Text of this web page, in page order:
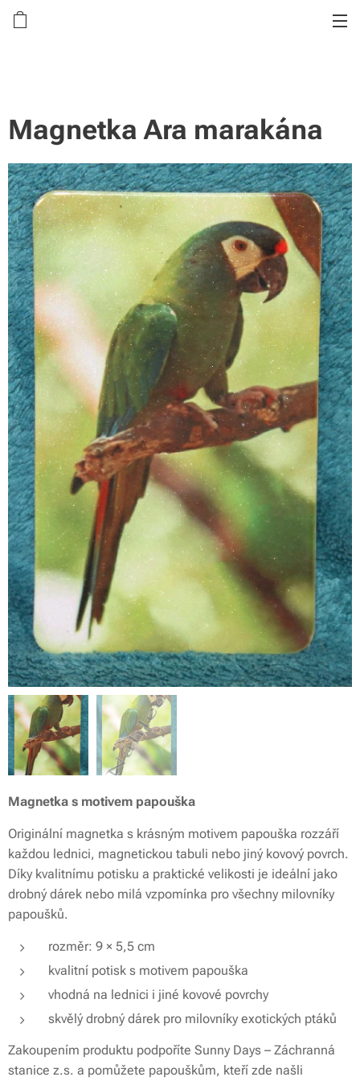
Magnetka Ara marakána
Magnetka s motivem papouška
Originální magnetka s krásným motivem papouška rozzáří
každou lednici, magnetickou tabuli nebo jiný kovový povrch.
Díky kvalitnímu potisku a praktické velikosti je ideální jako
drobný dárek nebo milá vzpomínka pro všechny milovníky
papoušků.
rozměr: 9 × 5,5 cm
kvalitní potisk s motivem papouška
vhodná na lednici i jiné kovové povrchy
skvělý drobný dárek pro milovníky exotických ptáků
Zakoupením produktu podpoříte Sunny Days – Záchranná
stanice z.s. a pomůžete papouškům, kteří zde našli